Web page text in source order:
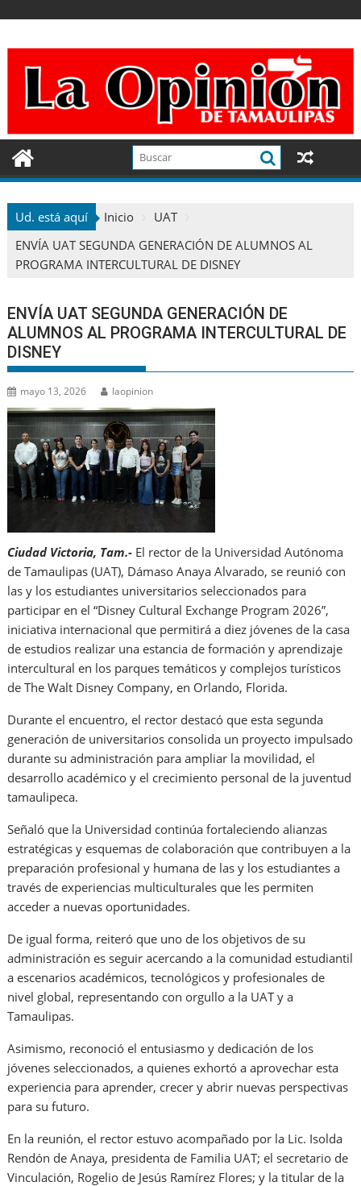
contenido
Ud. está aquí Inicio
UAT
ENVÍA UAT SEGUNDA GENERACIÓN DE ALUMNOS AL
PROGRAMA INTERCULTURAL DE DISNEY
ENVÍA UAT SEGUNDA GENERACIÓN DE
ALUMNOS AL PROGRAMA INTERCULTURAL DE
DISNEY
mayo 13, 2026 laopinion
Ciudad Victoria, Tam.- El rector de la Universidad Autónoma
de Tamaulipas (UAT), Dámaso Anaya Alvarado, se reunió con
las y los estudiantes universitarios seleccionados para
participar en el “Disney Cultural Exchange Program 2026”,
iniciativa internacional que permitirá a diez jóvenes de la casa
de estudios realizar una estancia de formación y aprendizaje
intercultural en los parques temáticos y complejos turísticos
de The Walt Disney Company, en Orlando, Florida.
Durante el encuentro, el rector destacó que esta segunda
generación de universitarios consolida un proyecto impulsado
durante su administración para ampliar la movilidad, el
desarrollo académico y el crecimiento personal de la juventud
tamaulipeca.
Señaló que la Universidad continúa fortaleciendo alianzas
estratégicas y esquemas de colaboración que contribuyen a la
preparación profesional y humana de las y los estudiantes a
través de experiencias multiculturales que les permiten
acceder a nuevas oportunidades.
De igual forma, reiteró que uno de los objetivos de su
administración es seguir acercando a la comunidad estudiantil
a escenarios académicos, tecnológicos y profesionales de
nivel global, representando con orgullo a la UAT y a
Tamaulipas.
Asimismo, reconoció el entusiasmo y dedicación de los
jóvenes seleccionados, a quienes exhortó a aprovechar esta
experiencia para aprender, crecer y abrir nuevas perspectivas
para su futuro.
En la reunión, el rector estuvo acompañado por la Lic. Isolda
Rendón de Anaya, presidenta de Familia UAT; el secretario de
Vinculación, Rogelio de Jesús Ramírez Flores; y la titular de la